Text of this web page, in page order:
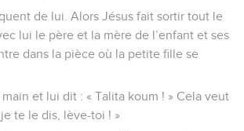
de lui. Alors Jésus fait sortir tout le
lui le père et la mère de l’enfant et ses
dans la pièce où la petite fille se
et lui dit : « Talita koum ! » Cela veut
te le dis, lève-toi ! »